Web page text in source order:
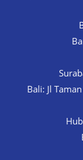
Bali: Jl